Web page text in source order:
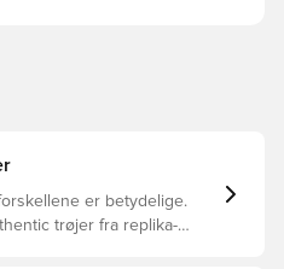
er betydelige.
trøjer fra replika-